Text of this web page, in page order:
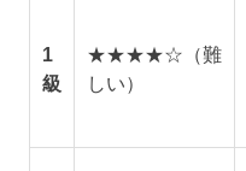
1
級
★★★★☆（難
しい）